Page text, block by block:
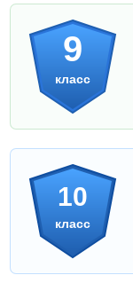
9
класс
10
класс